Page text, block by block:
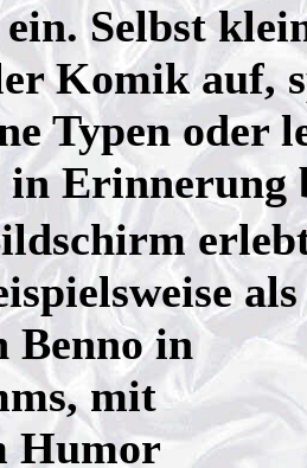
Selbst
Komik auf,
Typen oder
in Erinnerung
als
Benno in
mit
Humor